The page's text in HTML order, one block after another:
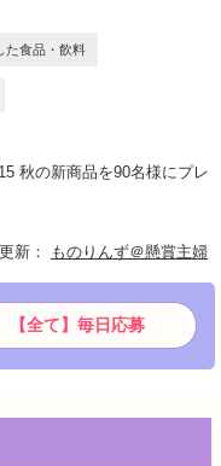
た食品・飲料
秋の新商品を90名様にプレ
新 ： ものりんず＠懸賞主婦
【全て】毎日応募